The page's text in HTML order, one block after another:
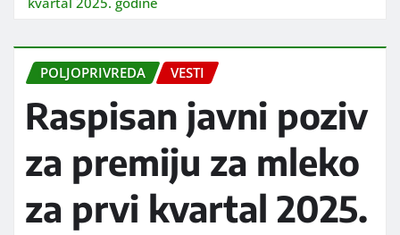
POLJOPRIVREDA VESTI
Raspisan javni poziv
za premiju za mleko
za prvi kvartal 2025.